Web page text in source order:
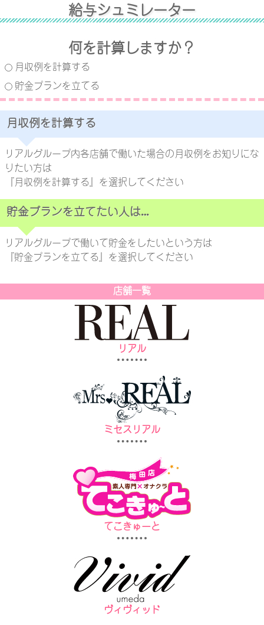
給与シュミ レーター
何を計算しますか？
月収例を計算する
貯金プランを立てる
月収例を計算する
リアルグループ内各店舗で働いた場合の月収例をお知りにな
りたい方は
『月収例を計算する』を選択してください
貯金プランを立てたい人は…
リアルグループで働いて貯金をしたいという方は
『貯金プランを立てる』を選択してください
店舗一覧
リアル
ミセスリアル
てこきゅーと
ヴィヴィッド